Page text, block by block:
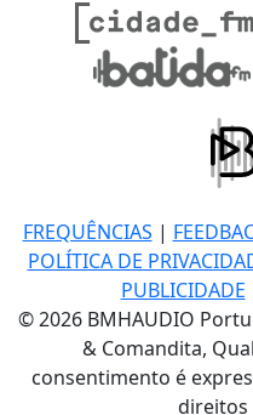
FREQUÊNCIAS |
POLÍTICA DE
PUBLICIDADE
© 2026 BMHAUDIO
& Comandita,
consentimento é
direitos